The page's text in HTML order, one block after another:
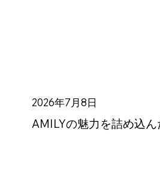
2026年7月8日
AMILYの魅力を詰め込